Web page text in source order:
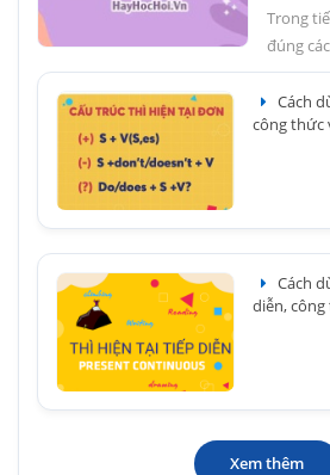
Trong
đúng
Cách
công thức
Cách
diễn,
Xem thêm